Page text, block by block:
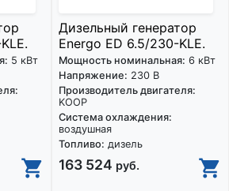
5 кВт
Дизельный генератор
Energo ED 6.5/230-KLE.
Мощность номинальная: 6 кВт
Напряжение: 230 В
Производитель двигателя:
KOOP
Система охлаждения:
воздушная
Топливо: дизель
163 524 руб.